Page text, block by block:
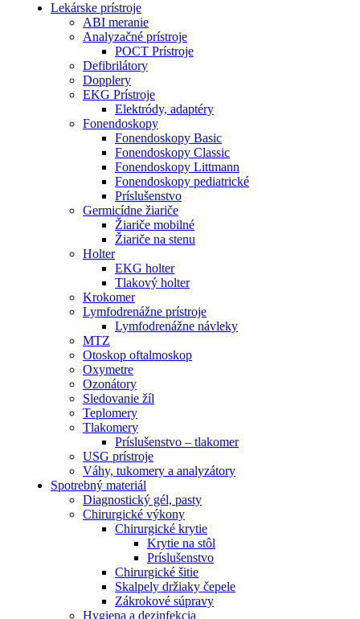
Lekárske prístroje
ABI meranie
Analyzačné prístroje
POCT Prístroje
Defibrilátory
Dopplery
EKG Prístroje
Elektródy, adaptéry
Fonendoskopy
Fonendoskopy Basic
Fonendoskopy Classic
Fonendoskopy Littmann
Fonendoskopy pediatrické
Príslušenstvo
Germicídne žiariče
Žiariče mobilné
Žiariče na stenu
Holter
EKG holter
Tlakový holter
Krokomer
Lymfodrenážne prístroje
Lymfodrenážne návleky
MTZ
Otoskop oftalmoskop
Oxymetre
Ozonátory
Sledovanie žíl
Teplomery
Tlakomery
Príslušenstvo – tlakomer
USG prístroje
Váhy, tukomery a analyzátory
Spotrebný materiál
Diagnostický gél, pasty
Chirurgické výkony
Chirurgické krytie
Krytie na stôl
Príslušenstvo
Chirurgické šitie
Skalpely držiaky čepele
Zákrokové súpravy
Hygiena a dezinfekcia